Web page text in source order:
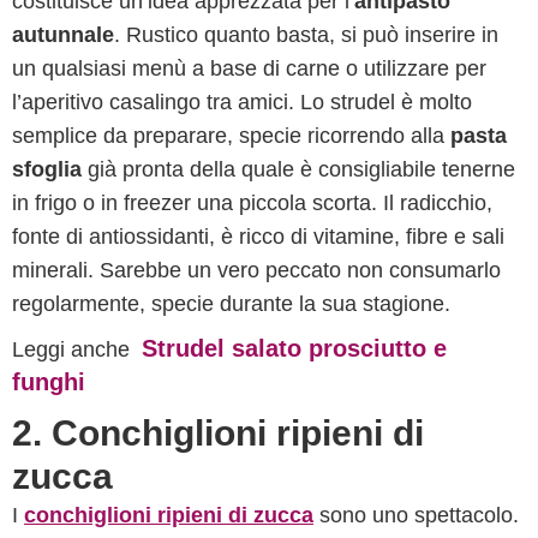
autunnale. Rustico quanto basta, si può inserire in
un qualsiasi menù a base di carne o utilizzare per
l’aperitivo casalingo tra amici. Lo strudel è molto
semplice da preparare, specie ricorrendo alla pasta
sfoglia già pronta della quale è consigliabile tenerne
in frigo o in freezer una piccola scorta. Il radicchio,
fonte di antiossidanti, è ricco di vitamine, fibre e sali
minerali. Sarebbe un vero peccato non consumarlo
regolarmente, specie durante la sua stagione.
Leggi anche Strudel salato prosciutto e
funghi
2. Conchiglioni ripieni di
zucca
I conchiglioni ripieni di zucca sono uno spettacolo.